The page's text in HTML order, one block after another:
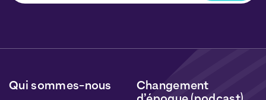
données seront traitées conformément à notre
et deCookies
Qui sommes-nous
Changement